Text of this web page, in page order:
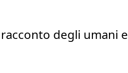
degli umani e